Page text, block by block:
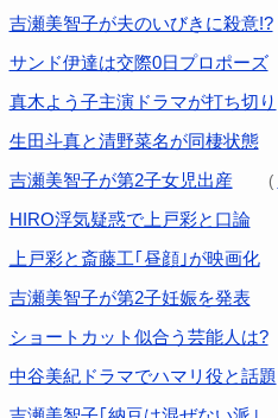
吉瀬美智子が夫のいびきに殺意!?
サンド伊達は交際0日プロポーズ
真木よう子主演ドラマが打ち切り
生田斗真と清野菜名が同棲状態
吉瀬美智子が第2子女児出産 (
HIRO浮気疑惑で上戸彩と口論
上戸彩と斎藤工｢昼顔｣が映画化
吉瀬美智子が第2子妊娠を発表
ショートカット似合う芸能人は?
中谷美紀ドラマでハマリ役と話題